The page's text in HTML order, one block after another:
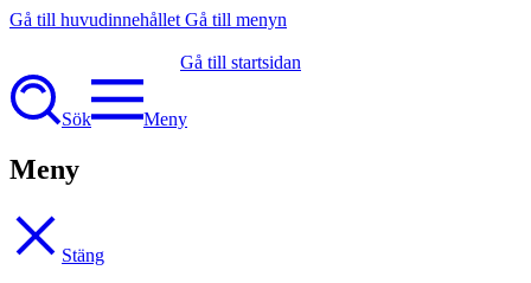
Gå till huvudinnehållet Gå till menyn
Gå till startsidan
Sök Meny
Meny
Stäng